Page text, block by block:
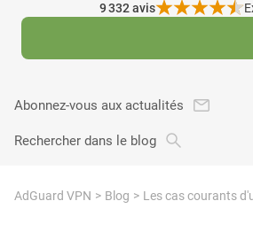
9 332avis
Abonnez-vous aux actualités
Rechercher dans le blog
AdGuard VPN Blog